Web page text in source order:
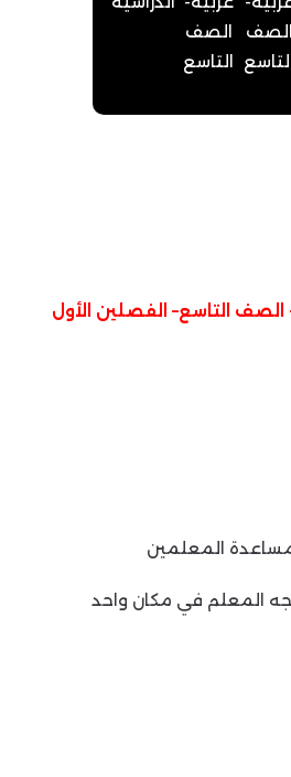
الصف
الصف
التاسع
التاسع– الفصلين الأول
المعلمين
المعلم في مكان واحد